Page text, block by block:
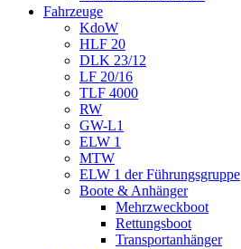
Fahrzeuge
KdoW
HLF 20
DLK 23/12
LF 20/16
TLF 4000
RW
GW-L1
ELW 1
MTW
ELW 1 der Führungsgruppe
Boote & Anhänger
Mehrzweckboot
Rettungsboot
Transportanhänger